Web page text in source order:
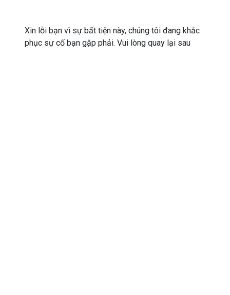
Xin lỗi bạn vì sự bất tiện này, chúng tôi đang khắc
phục sự cố bạn gặp phải. Vui lòng quay lại sau